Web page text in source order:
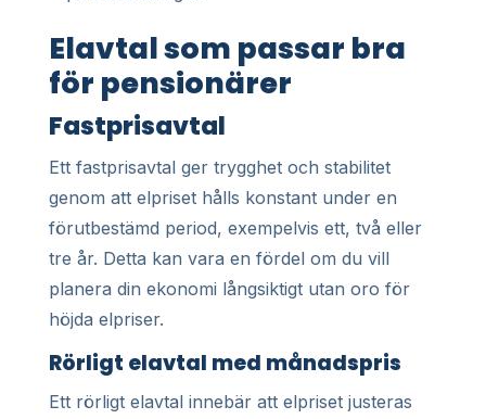
Elavtal som passar bra
för pensionärer
Fastprisavtal
Ett fastprisavtal ger trygghet och stabilitet
genom att elpriset hålls konstant under en
förutbestämd period, exempelvis ett, två eller
tre år. Detta kan vara en fördel om du vill
planera din ekonomi långsiktigt utan oro för
höjda elpriser.
Rörligt elavtal med månadspris
Ett rörligt elavtal innebär att elpriset justeras